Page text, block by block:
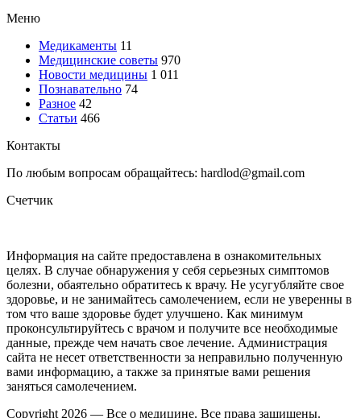
Меню
Медикаменты 11
Медицинские советы 970
Новости медицины 1 011
Познавательно 74
Разное 42
Статьи 466
Контакты
По любым вопросам обращайтесь: hardlod@gmail.com
Счетчик
Информация на сайте предоставлена в ознакомительных
целях. В случае обнаружения у себя серьезных симптомов
болезни, обаятельно обратитесь к врачу. Не усугубляйте свое
здоровье, и не занимайтесь самолечением, если не уверенны в
том что ваше здоровье будет улучшено. Как минимум
проконсультируйтесь с врачом и получите все необходимые
данные, прежде чем начать свое лечение. Администрация
сайта не несет ответственности за неправильно полученную
вами информацию, а также за принятые вами решения
заняться самолечением.
Copyright 2026 — Все о медицине. Все права защищены.